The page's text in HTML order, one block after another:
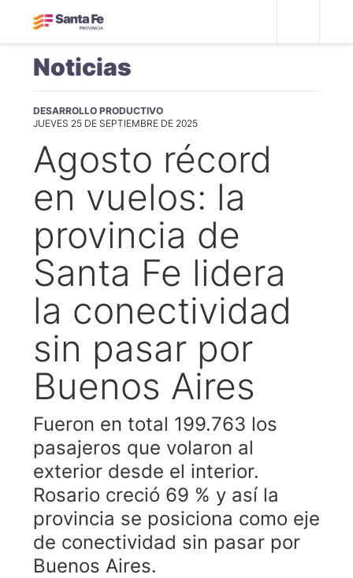
Noticias
DESARROLLO PRODUCTIVO
JUEVES 25 DE SEPTIEMBRE DE 2025
Agosto récord
en vuelos: la
provincia de
Santa Fe lidera
la conectividad
sin pasar por
Buenos Aires
Fueron en total 199.763 los
pasajeros que volaron al
exterior desde el interior.
Rosario creció 69 % y así la
provincia se posiciona como eje
de conectividad sin pasar por
Buenos Aires.